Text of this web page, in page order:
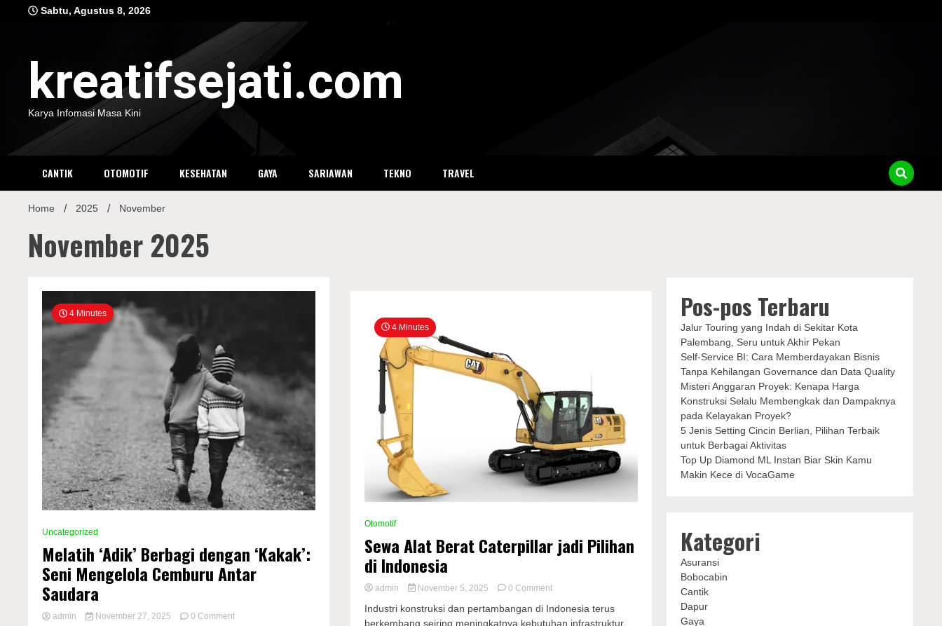
Sabtu, Agustus 8, 2026
kreatifsejati.com
Karya Infomasi Masa Kini
CANTIK OTOMOTIF KESEHATAN GAYA SARIAWAN TEKNO TRAVEL
Home 2025 November
November 2025
4 Minutes
Uncategorized
Melatih ‘Adik’ Berbagi dengan ‘Kakak’:
Seni Mengelola Cemburu Antar
Saudara
admin November 27, 2025 0 Commenton
4 Minutes
Otomotif
Sewa Alat Berat Caterpillar jadi Pilihan
di Indonesia
admin November 5, 2025 0 Commenton
Alat
Industri konstruksi dan pertambangan di Indonesia terus
berkembang seiring meningkatnya kebutuhan infrastruktur,
Pos-pos Terbaru
Jalur Touring yang Indah di Sekitar Kota
Palembang, Seru untuk Akhir Pekan
Self-Service BI: Cara Memberdayakan Bisnis
Tanpa Kehilangan Governance dan Data Quality
Misteri Anggaran Proyek: Kenapa Harga
Konstruksi Selalu Membengkak dan Dampaknya
pada Kelayakan Proyek?
5 Jenis Setting Cincin Berlian, Pilihan Terbaik
untuk Berbagai Aktivitas
Top Up Diamond ML Instan Biar Skin Kamu
Makin Kece di VocaGame
Kategori
Asuransi
Bobocabin
Cantik
Dapur
Gaya